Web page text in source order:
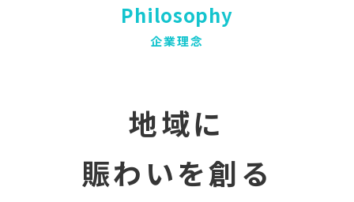
Philosophy
企業理念
地域に
賑わいを創る